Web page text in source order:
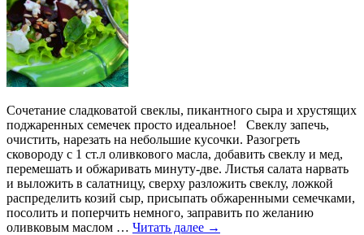
Сочетание сладковатой свеклы, пикантного сыра и хрустящих
поджаренных семечек просто идеальное! Свеклу запечь,
очистить, нарезать на небольшие кусочки. Разогреть
сковороду с 1 ст.л оливкового масла, добавить свеклу и мед,
перемешать и обжаривать минуту-две. Листья салата нарвать
и выложить в салатницу, сверху разложить свеклу, ложкой
распределить козий сыр, присыпать обжаренными семечками,
посолить и поперчить немного, заправить по желанию
оливковым маслом … Читать далее →